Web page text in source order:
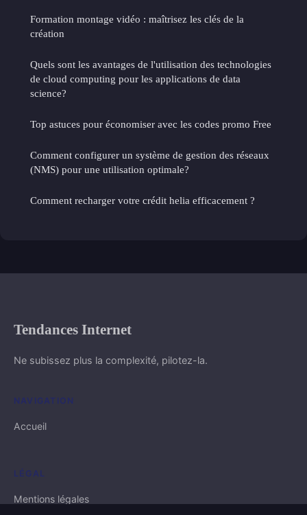
Formation montage vidéo : maîtrisez les clés de la
création
Quels sont les avantages de l'utilisation des technologies
de cloud computing pour les applications de data
science?
Top astuces pour économiser avec les codes promo Free
Comment configurer un système de gestion des réseaux
(NMS) pour une utilisation optimale?
Comment recharger votre crédit helia efficacement ?
Tendances Internet
Ne subissez plus la complexité, pilotez-la.
NAVIGATION
Accueil
LÉGAL
Mentions légales